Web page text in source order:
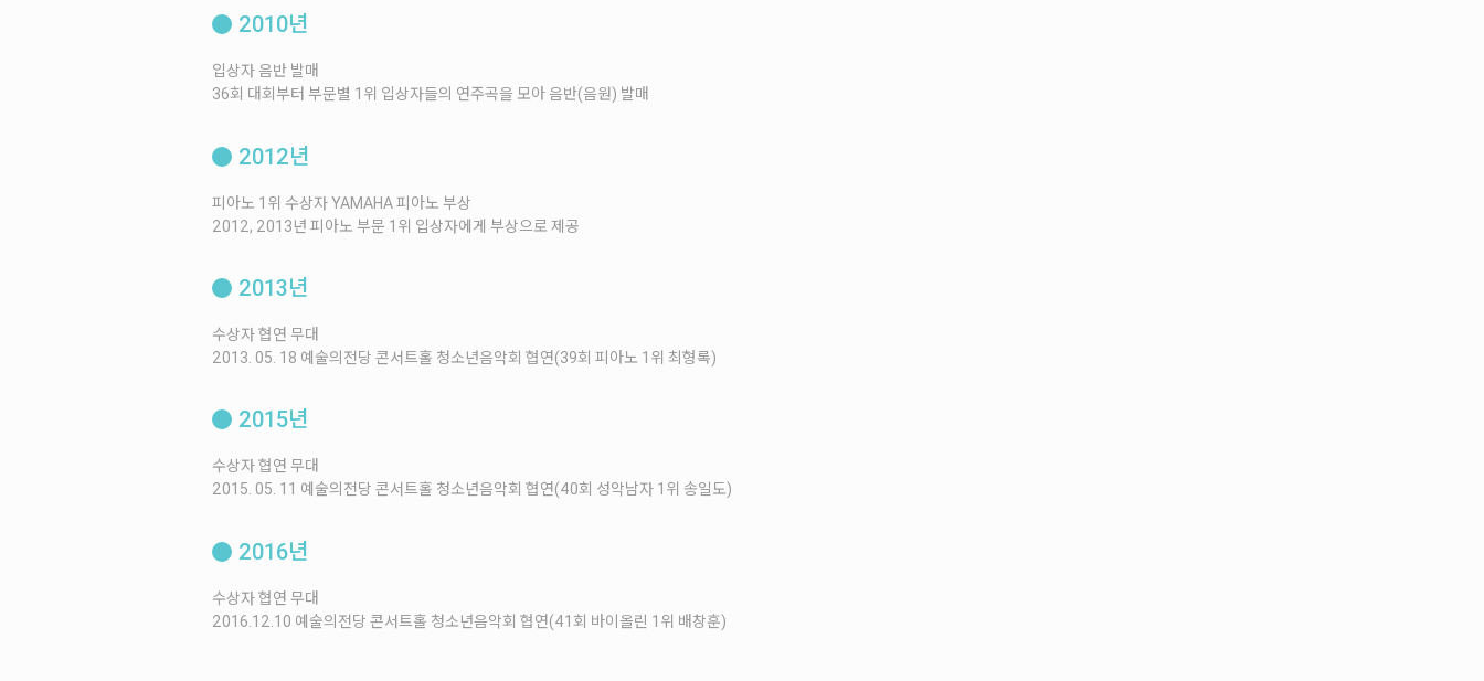
2010년
입상자 음반 발매
36회 대회부터 부문별 1위 입상자들의 연주곡을 모아 음반(음원) 발매
2012년
피아노 1위 수상자 YAMAHA 피아노 부상
2012, 2013년 피아노 부문 1위 입상자에게 부상으로 제공
2013년
수상자 협연 무대
2013. 05. 18 예술의전당 콘서트홀 청소년음악회 협연(39회 피아노 1위 최형록)
2015년
수상자 협연 무대
2015. 05. 11 예술의전당 콘서트홀 청소년음악회 협연(40회 성악남자 1위 송일도)
2016년
수상자 협연 무대
2016.12.10 예술의전당 콘서트홀 청소년음악회 협연(41회 바이올린 1위 배창훈)